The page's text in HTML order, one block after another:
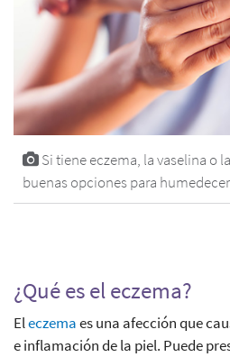
Si tiene eczema, la vaselina o
buenas opciones para
¿Qué es el eczema?
Eleczemaes una afección que
e inflamación de la piel. Puede